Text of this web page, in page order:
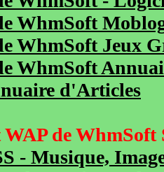
WhmSoft
WhmSoft Jeux
WhmSoft
d'Articles
de WhmSoft
- Musique,